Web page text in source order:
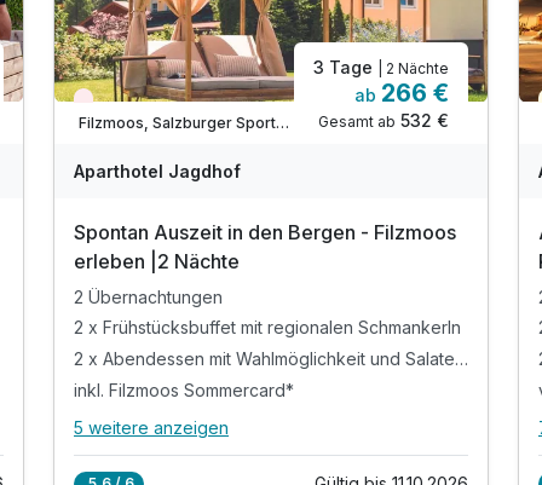
Nur noch Restplätze
Filzmoos, Salzburger Sportwelt
3 Tage | 2 Nächte
ab 266 €
Gesamt ab 532 €
Aparthotel Jagdhof
Spontan Auszeit in den Bergen - Filzmoos
erleben |2 Nächte
2 Übernachtungen
2 x Frühstücksbuffet mit regionalen Schmankerln
2 x Abendessen mit Wahlmöglichkeit und Salatecke
inkl. Filzmoos Sommercard*
Alle Inklusivleistungen
5 weitere anzeigen